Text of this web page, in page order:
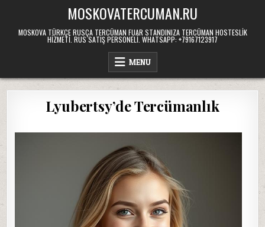
content
MOSKOVATERCUMAN.RU
MOSKOVA TÜRKÇE RUSÇA TERCÜMAN FUAR STANDINIZA TERCÜMAN HOSTESLIK
HIZMETI. RUS SATIŞ PERSONELI. WHATSAPP: +79167123917
MENU
Lyubertsy’de Tercümanlık